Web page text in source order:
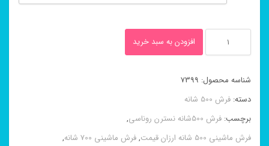
ماشینی
۵۰۰
شانه
نسترن
روناسی
افزودن به سبد خرید
شناسه محصول: 7399
دسته: فرش 500 شانه
برچسب: فرش 500شانه نسترن روناسی
,
فرش ماشینی 500 شانه ارزان قیمت
,فرش ماشینی 700 شانه
,